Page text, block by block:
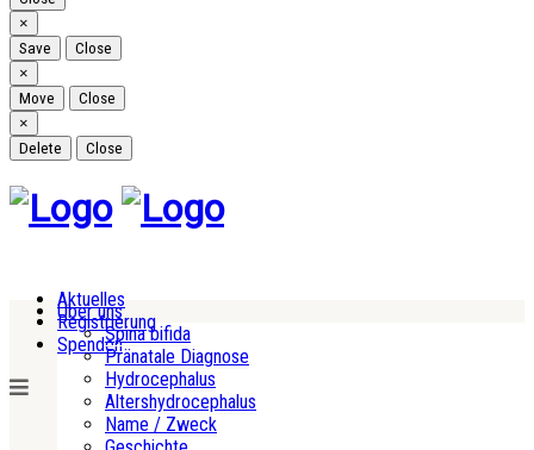
×
Save
Close
×
Move
Close
×
Delete
Close
Aktuelles
Registrierung
Spenden
Über uns
Spina bifida
Pränatale Diagnose
Hydrocephalus
Altershydrocephalus
Name / Zweck